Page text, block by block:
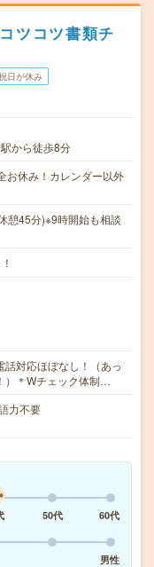
ツコツ書類チ
日が休み
から徒歩8分
休み！カレンダー以外
45分)※9時開始も相談
話対応ほぼなし！（あっ
）＊Wチェック体制…
力不要
50代
60代
男性